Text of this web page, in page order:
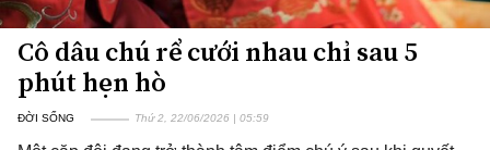
Cô dâu chú rể cưới nhau chỉ sau 5
phút hẹn hò
ĐỜI SỐNG Thứ 2, 22/06/2026 | 05:59